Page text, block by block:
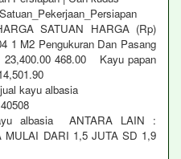
SATUAN HARGA (Rp)
M2 Pengukuran Dan Pasang
468.00 Kayu papan
kayu albasia
albasia‎ ANTARA LAIN :
MULAI DARI 1,5 JUTA SD 1,9